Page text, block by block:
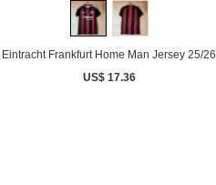
Eintracht Frankfurt Home Man Jersey 25/26
US$ 17.36